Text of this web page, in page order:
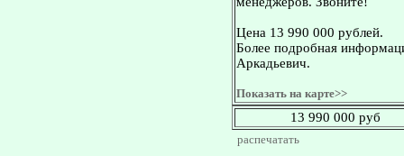
Цена 13 990 000 рублей.
Более подробная
Аркадьевич.
Показать на карте>>
13 990 000 руб
распечатать